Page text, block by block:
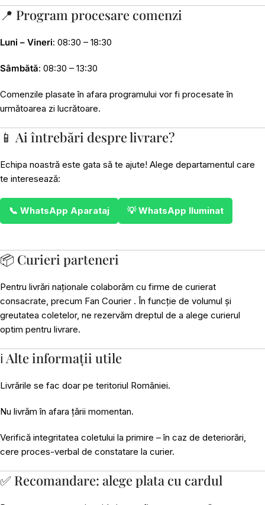
📍 Program procesare comenzi
Luni – Vineri: 08:30 – 18:30
Sâmbătă: 08:30 – 13:30
Comenzile plasate în afara programului vor fi procesate în
următoarea zi lucrătoare.
📱 Ai întrebări despre livrare?
Echipa noastră este gata să te ajute! Alege departamentul care
te interesează:
📞 WhatsApp Aparataj 💡 WhatsApp Iluminat
📦 Curieri parteneri
Pentru livrări naționale colaborăm cu firme de curierat
consacrate, precum Fan Courier . În funcție de volumul și
greutatea coletelor, ne rezervăm dreptul de a alege curierul
optim pentru livrare.
ℹ️ Alte informații utile
Livrările se fac doar pe teritoriul României.
Nu livrăm în afara țării momentan.
Verifică integritatea coletului la primire – în caz de deteriorări,
cere proces-verbal de constatare la curier.
✅ Recomandare: alege plata cu cardul